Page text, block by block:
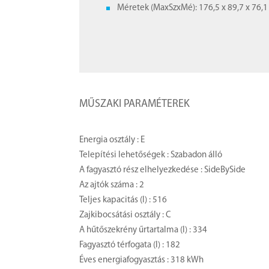
Méretek (MaxSzxMé): 176,5 x 89,7 x
MŰSZAKI PARAMÉTEREK
Energia osztály : E
Telepítési lehetőségek : Szabadon álló
A fagyasztó rész elhelyezkedése : SideBySide
Az ajtók száma : 2
Teljes kapacitás (l) : 516
Zajkibocsátási osztály : C
A hűtőszekrény űrtartalma (l) : 334
Fagyasztó térfogata (l) : 182
Éves energiafogyasztás : 318 kWh